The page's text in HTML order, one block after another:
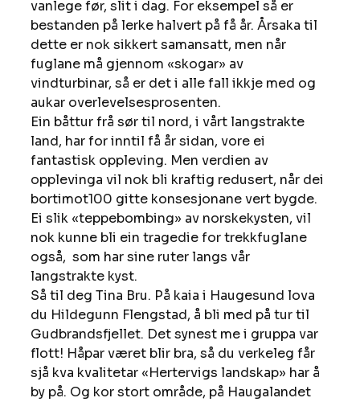
vanlege før, slit i dag. For eksempel så er
bestanden på lerke halvert på få år. Årsaka til
dette er nok sikkert samansatt, men når
fuglane må gjennom «skogar» av
vindturbinar, så er det i alle fall ikkje med og
aukar overlevelsesprosenten.
Ein båttur frå sør til nord, i vårt langstrakte
land, har for inntil få år sidan, vore ei
fantastisk oppleving. Men verdien av
opplevinga vil nok bli kraftig redusert, når dei
bortimot100 gitte konsesjonane vert bygde.
Ei slik «teppebombing» av norskekysten, vil
nok kunne bli ein tragedie for trekkfuglane
også,  som har sine ruter langs vår
langstrakte kyst.
Så til deg Tina Bru. På kaia i Haugesund lova
du Hildegunn Flengstad, å bli med på tur til
Gudbrandsfjellet. Det synest me i gruppa var
flott! Håpar været blir bra, så du verkeleg får
sjå kva kvalitetar «Hertervigs landskap» har å
by på. Og kor stort område, på Haugalandet